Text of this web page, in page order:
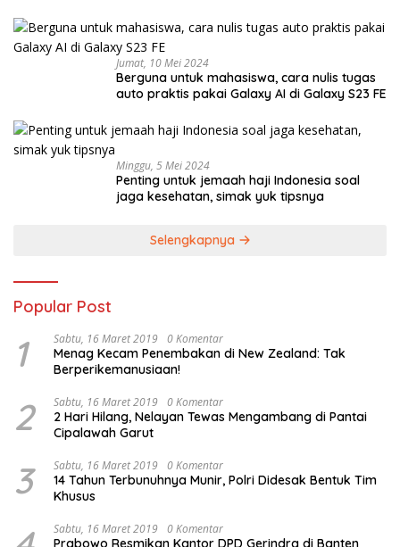
Jumat, 10 Mei 2024
Berguna untuk mahasiswa, cara nulis tugas
auto praktis pakai Galaxy AI di Galaxy S23 FE
Minggu, 5 Mei 2024
Penting untuk jemaah haji Indonesia soal
jaga kesehatan, simak yuk tipsnya
Selengkapnya
Popular Post
1 Sabtu, 16 Maret 2019 0 Komentar
Menag Kecam Penembakan di New Zealand: Tak
Berperikemanusiaan!
2 Sabtu, 16 Maret 2019 0 Komentar
2 Hari Hilang, Nelayan Tewas Mengambang di Pantai
Cipalawah Garut
3 Sabtu, 16 Maret 2019 0 Komentar
14 Tahun Terbunuhnya Munir, Polri Didesak Bentuk Tim
Khusus
Sabtu, 16 Maret 2019 0 Komentar
Prabowo Resmikan Kantor DPD Gerindra di Banten